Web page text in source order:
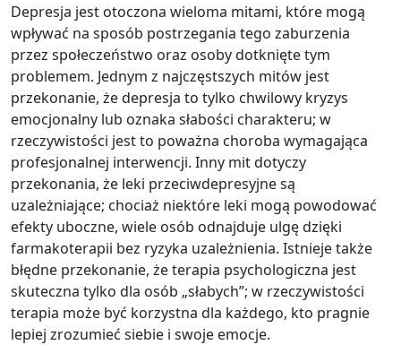
Depresja jest otoczona wieloma mitami, które mogą
wpływać na sposób postrzegania tego zaburzenia
przez społeczeństwo oraz osoby dotknięte tym
problemem. Jednym z najczęstszych mitów jest
przekonanie, że depresja to tylko chwilowy kryzys
emocjonalny lub oznaka słabości charakteru; w
rzeczywistości jest to poważna choroba wymagająca
profesjonalnej interwencji. Inny mit dotyczy
przekonania, że leki przeciwdepresyjne są
uzależniające; chociaż niektóre leki mogą powodować
efekty uboczne, wiele osób odnajduje ulgę dzięki
farmakoterapii bez ryzyka uzależnienia. Istnieje także
błędne przekonanie, że terapia psychologiczna jest
skuteczna tylko dla osób „słabych”; w rzeczywistości
terapia może być korzystna dla każdego, kto pragnie
lepiej zrozumieć siebie i swoje emocje.